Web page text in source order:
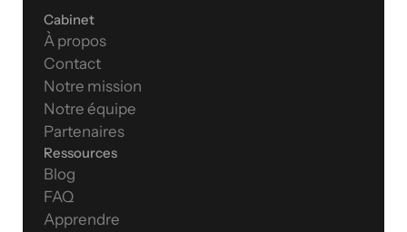
Cabinet
À propos
Contact
Notre mission
Notre équipe
Partenaires
Ressources
Blog
FAQ
Apprendre